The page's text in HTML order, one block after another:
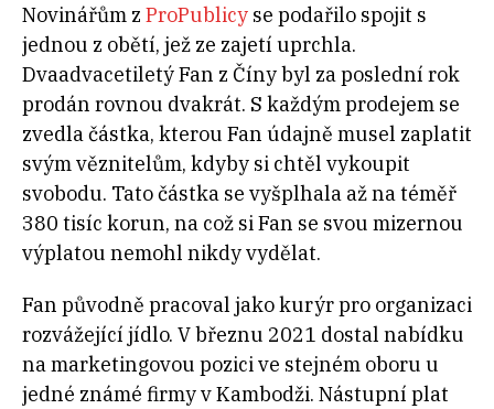
Novinářům z ProPublicy se podařilo spojit s
jednou z obětí, jež ze zajetí uprchla.
Dvaadvacetiletý Fan z Číny byl za poslední rok
prodán rovnou dvakrát. S každým prodejem se
zvedla částka, kterou Fan údajně musel zaplatit
svým věznitelům, kdyby si chtěl vykoupit
svobodu. Tato částka se vyšplhala až na téměř
380 tisíc korun, na což si Fan se svou mizernou
výplatou nemohl nikdy vydělat.
Fan původně pracoval jako kurýr pro organizaci
rozvážející jídlo. V březnu 2021 dostal nabídku
na marketingovou pozici ve stejném oboru u
jedné známé firmy v Kambodži. Nástupní plat